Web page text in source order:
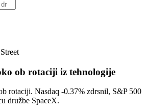
ob rotaciji iz tehnologije
rotaciji. Nasdaq -0.37% zdrsnil, S&P 500
družbe SpaceX.